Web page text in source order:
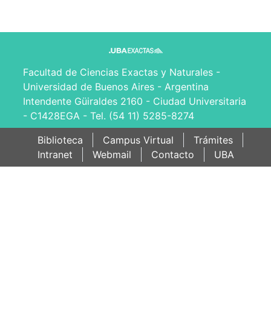
Facultad de Ciencias Exactas y Naturales -
Universidad de Buenos Aires - Argentina
Intendente Güiraldes 2160 - Ciudad Universitaria
- C1428EGA - Tel. (54 11) 5285-8274
Biblioteca
Campus Virtual
Trámites
Intranet
Webmail Contacto UBA